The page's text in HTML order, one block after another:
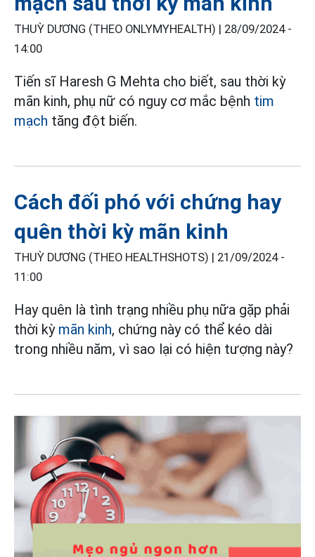
THUỲ DƯƠNG (THEO ONLYMYHEALTH) | 28/09/2024 -
14:00
Tiến sĩ Haresh G Mehta cho biết, sau thời kỳ
mãn kinh, phụ nữ có nguy cơ mắc bệnh tim
mạch tăng đột biến.
Cách đối phó với chứng hay
quên thời kỳ mãn kinh
THUỲ DƯƠNG (THEO HEALTHSHOTS) | 21/09/2024 -
11:00
Hay quên là tình trạng nhiều phụ nữa gặp phải
thời kỳ mãn kinh, chứng này có thể kéo dài
trong nhiều năm, vì sao lại có hiện tượng này?